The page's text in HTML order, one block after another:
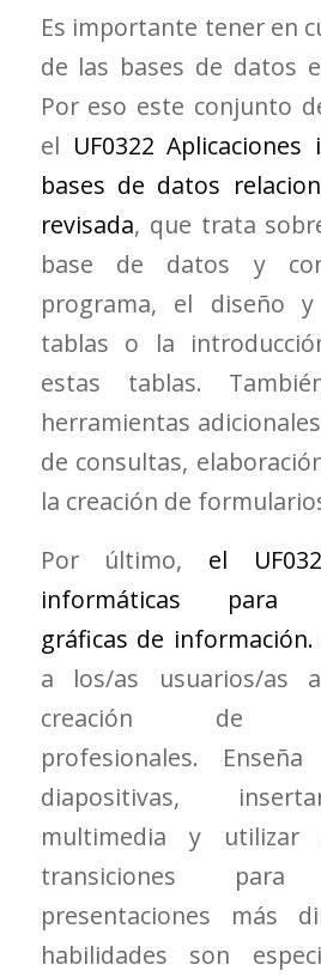
Es importante tener en
de las bases de datos
Por eso este conjunto
el UF0322
bases de datos
revisada, que trata
base de datos y
programa, el diseño
tablas o la
estas tablas.
herramientas
de consultas,
la creación de
Por último, el
informáticas para
gráficas de información.
a los/as usuarios/as
creación de
profesionales.
diapositivas,
multimedia y utilizar
transiciones
presentaciones más
habilidades son